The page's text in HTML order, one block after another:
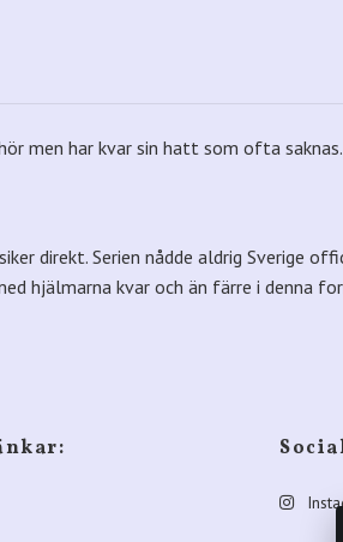
men har kvar sin hatt som ofta
direkt. Serien nådde aldrig Sverige
hjälmarna kvar och än färre i denna